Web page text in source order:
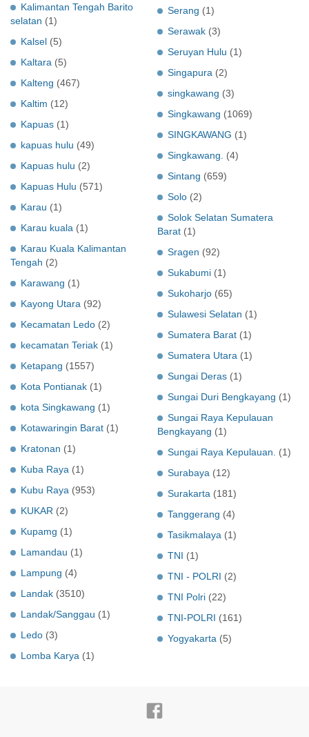
Kalimantan Tengah Barito
selatan (1)
Kalsel (5)
Kaltara (5)
Kalteng (467)
Kaltim (12)
Kapuas (1)
kapuas hulu (49)
Kapuas hulu (2)
Kapuas Hulu (571)
Karau (1)
Karau kuala (1)
Karau Kuala Kalimantan
Tengah (2)
Karawang (1)
Kayong Utara (92)
Kecamatan Ledo (2)
kecamatan Teriak (1)
Ketapang (1557)
Kota Pontianak (1)
kota Singkawang (1)
Kotawaringin Barat (1)
Kratonan (1)
Kuba Raya (1)
Kubu Raya (953)
KUKAR (2)
Kupamg (1)
Lamandau (1)
Lampung (4)
Landak (3510)
Landak/Sanggau (1)
Ledo (3)
Lomba Karya (1)
Serang (1)
Serawak (3)
Seruyan Hulu (1)
Singapura (2)
singkawang (3)
Singkawang (1069)
SINGKAWANG (1)
Singkawang.
(4)
Sintang (659)
Solo (2)
Solok Selatan Sumatera
Barat (1)
Sragen (92)
Sukabumi (1)
Sukoharjo (65)
Sulawesi Selatan (1)
Sumatera Barat (1)
Sumatera Utara (1)
Sungai Deras (1)
Sungai Duri Bengkayang (1)
Sungai Raya Kepulauan
Bengkayang (1)
Sungai Raya Kepulauan.
(1)
Surabaya (12)
Surakarta (181)
Tanggerang (4)
Tasikmalaya (1)
TNI (1)
TNI - POLRI (2)
TNI Polri (22)
TNI-POLRI (161)
Yogyakarta (5)